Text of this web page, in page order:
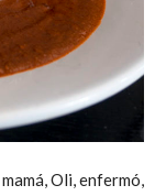
Oli, enfermó,